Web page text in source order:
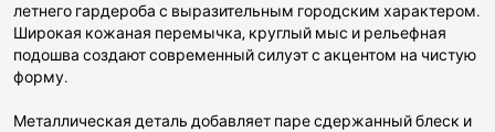
летнего гардероба с выразительным городским характером.
Широкая кожаная перемычка, круглый мыс и рельефная
подошва создают современный силуэт с акцентом на чистую
форму.
Металлическая деталь добавляет паре сдержанный блеск и